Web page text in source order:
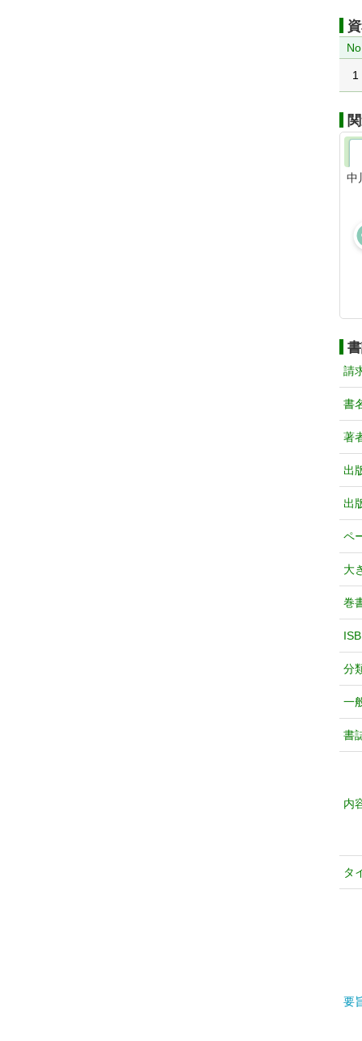
1
中
請
書
著
出
出
ペ
大
巻
分
一
書
内
タ
要